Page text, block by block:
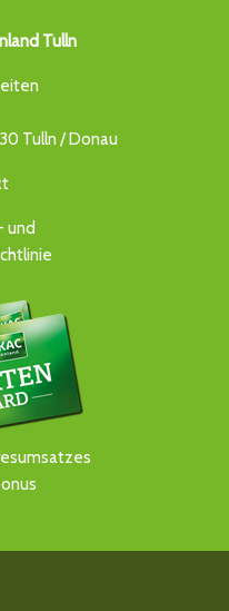
Tulln
Tulln / Donau
und